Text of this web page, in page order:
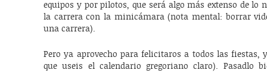
equipos y por pilotos, que será algo más extenso de lo
la carrera con la minicámara (nota mental: borrar
una carrera).
Pero ya aprovecho para felicitaros a todos las fiestas,
que useis el calendario gregoriano claro). Pasadlo